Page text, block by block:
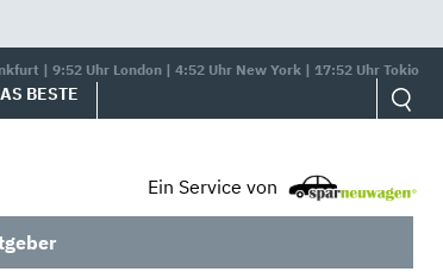
| 9:52 Uhr London | 4:52 Uhr New York | 17:52 Uhr Tokio
BESTE
Ein Service von